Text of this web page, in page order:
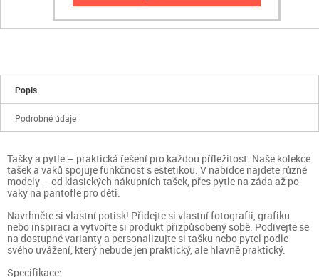
Popis
Podrobné údaje
Tašky a pytle – praktická řešení pro každou příležitost. Naše kolekce
tašek a vaků spojuje funkčnost s estetikou. V nabídce najdete různé
modely – od klasických nákupních tašek, přes pytle na záda až po
vaky na pantofle pro děti.
Navrhněte si vlastní potisk! Přidejte si vlastní fotografii, grafiku
nebo inspiraci a vytvořte si produkt přizpůsobený sobě. Podívejte se
na dostupné varianty a personalizujte si tašku nebo pytel podle
svého uvážení, který nebude jen praktický, ale hlavně praktický.
Specifikace: